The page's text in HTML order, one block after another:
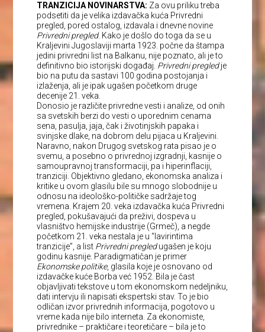
TRANZICIJA NOVINARSTVA: Za ovu priliku treba
podsetiti da je velika izdavačka kuća Privredni
pregled, pored ostalog, izdavala i dnevne novine
Privredni pregled. Kako je došlo do toga da se u
Kraljevini Jugoslaviji marta 1923. počne da štampa
jedini privredni list na Balkanu, nije poznato, ali je to
definitivno bio istorijski događaj. Privredni pregledje
bio na putu da sastavi 100 godina postojanja i
izlaženja, ali je ipak ugašen početkom druge
decenije 21. veka.
Donosio je različite privredne vesti i analize, od onih
sa svetskih berzi do vesti o uporednim cenama
sena, pasulja, jaja, čak i životinjskih papaka i
svinjske dlake, na dobrom delu pijaca u Kraljevini.
Naravno, nakon Drugog svetskog rata pisao je o
svemu, a posebno o privrednoj izgradnji, kasnije o
samoupravnoj transformaciji, pa i hiperinflaciji,
tranziciji. Objektivno gledano, ekonomska analiza i
kritike u ovom glasilu bile su mnogo slobodnije u
odnosu na ideološko-političke sadržaje tog
vremena. Krajem 20. veka izdavačka kuća Privredni
pregled, pokušavajući da preživi, dospeva u
vlasništvo hemijske industrije (Grmeč), a negde
početkom 21. veka nestala je u “lavirintima
tranzicije”, a list Privredni pregledugašen je koju
godinu kasnije. Paradigmatičan je primer
Ekonomske politike, glasila koje je osnovano od
izdavačke kuće Borba već 1952. Bila je čast
objavljivati tekstove u tom ekonomskom nedeljniku,
dati intervju ili napisati ekspertski stav. To je bio
odličan izvor privrednih informacija, pogotovo u
vreme kada nije bilo interneta. Za ekonomiste,
privrednike – praktičare i teoretičare – bila je to